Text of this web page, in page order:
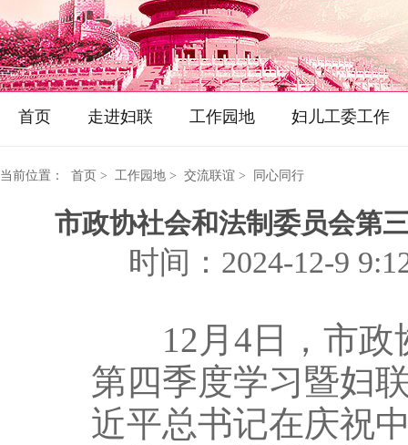
首页 走进妇联 工作园地 妇儿工委工作
当前位置： 首页 > 工作园地 > 交流联谊 > 同心同行
市政协社会和法制委员会第
时间：2024-12-9
12月4日，市政
第四季度学习暨妇
近平总书记在庆祝